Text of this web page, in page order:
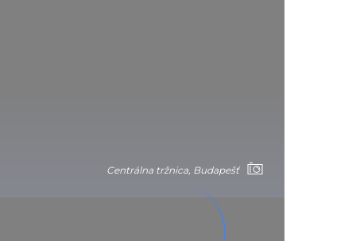
Centrálna tržnica, Budapešť